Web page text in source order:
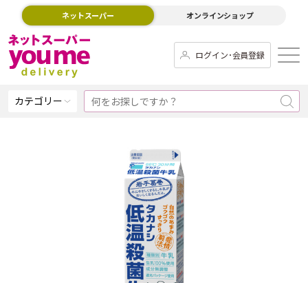
ネットスーパー オンラインショップ
ログイン･会員登録
カテゴリー